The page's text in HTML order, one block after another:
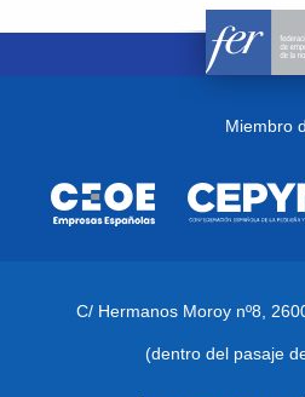
Miembro
C/ Hermanos Moroy nº8,
(dentro del pasaje